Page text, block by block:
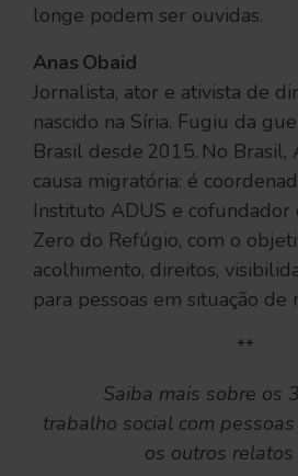
longe podem ser ouvidas.
Anas Obaid
Jornalista, ator e ativista de
nascido na Síria. Fugiu da
Brasil desde 2015. No Brasil,
causa migratória: é
Instituto ADUS e
Zero do Refúgio, com o
acolhimento, direitos,
para pessoas em situação de
**
Saiba mais sobre os
trabalho social com
os outros relatos